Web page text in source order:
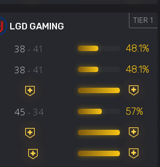
LGD GAMING
TIER 1
38 - 41 48.1%
38 - 41 48.1%
45 - 34 57%